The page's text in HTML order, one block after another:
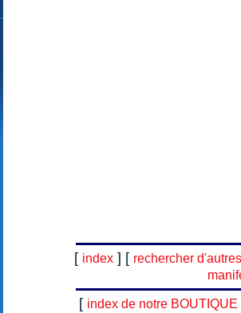
[ index ] [ rechercher
[ index de notre BOUTIQUE